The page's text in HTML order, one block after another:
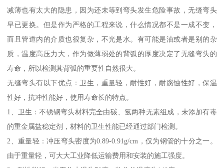
减薄也有太大的隐患，因为还未等到弯头发生危险事故，无缝弯头
早已更换。但是作为严格的工程来说，什么情况都不是一成不变，
而且管道内的介质也很复杂，不光是水。有可能是油或者是别的杂
质，温度高压力大，作为做薄弱处的背弧的厚度决定了无缝弯头的
寿命，所以检测其背弧的重要性自然很大。
无缝弯头有以下优点：卫生，重量轻，耐性好，耐腐蚀性好，保温
性好，抗冲性能好，使用寿命长的特点。
1、卫生：不锈钢弯头材料完全由碳、氢两种无素组成，未添加有毒
的重金属盐稳定剂，材料的卫生性能已经通过部门检测。
2、重量轻：冲压弯头密度为0.89-0.91g/cm，仅为钢管的十分之一。
由于重量轻，可大大工业降低运输费用和安装的施工强度。